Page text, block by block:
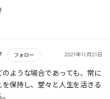
フォロー 2021年11月21日
のような場合であっても、常に
保持し、堂々と人生を活きる